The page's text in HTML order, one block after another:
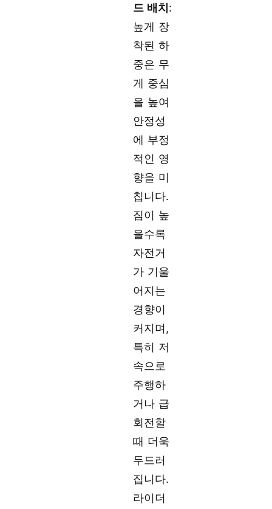
드 배치:
높게 장
착된 하
중은 무
게 중심
을 높여
안정성
에 부정
적인 영
향을 미
칩니다.
짐이 높
을수록
자전거
가 기울
어지는
경향이
커지며,
특히 저
속으로
주행하
거나 급
회전할
때 더욱
두드러
집니다.
라이더